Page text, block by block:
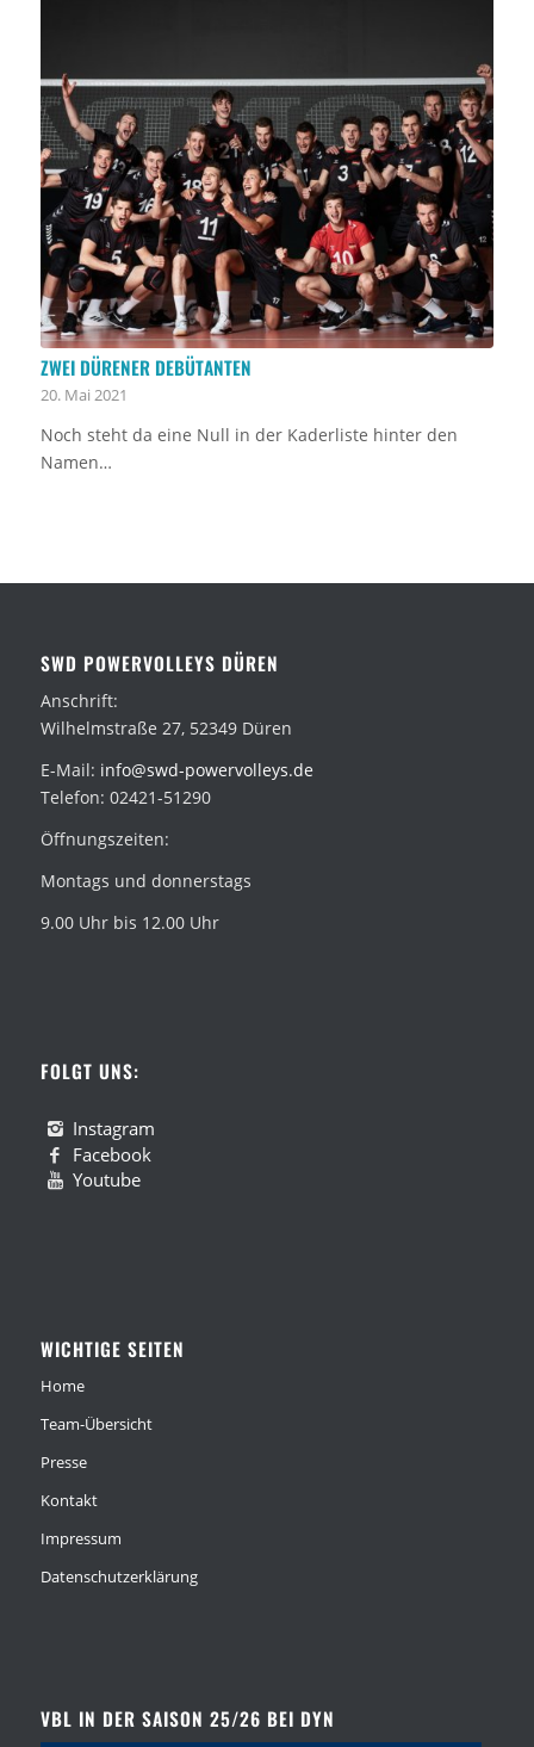
ZWEI DÜRENER DEBÜTANTEN
20. Mai 2021
Noch steht da eine Null in der Kaderliste hinter den
Namen…
SWD POWERVOLLEYS DÜREN
Anschrift:
Wilhelmstraße 27, 52349 Düren
E-Mail: info@swd-powervolleys.de
Telefon: 02421-51290
Öffnungszeiten:
Montags und donnerstags
9.00 Uhr bis 12.00 Uhr
FOLGT UNS:
Instagram
Facebook
Youtube
WICHTIGE SEITEN
Home
Team-Übersicht
Presse
Kontakt
Impressum
Datenschutzerklärung
VBL IN DER SAISON 25/26 BEI DYN